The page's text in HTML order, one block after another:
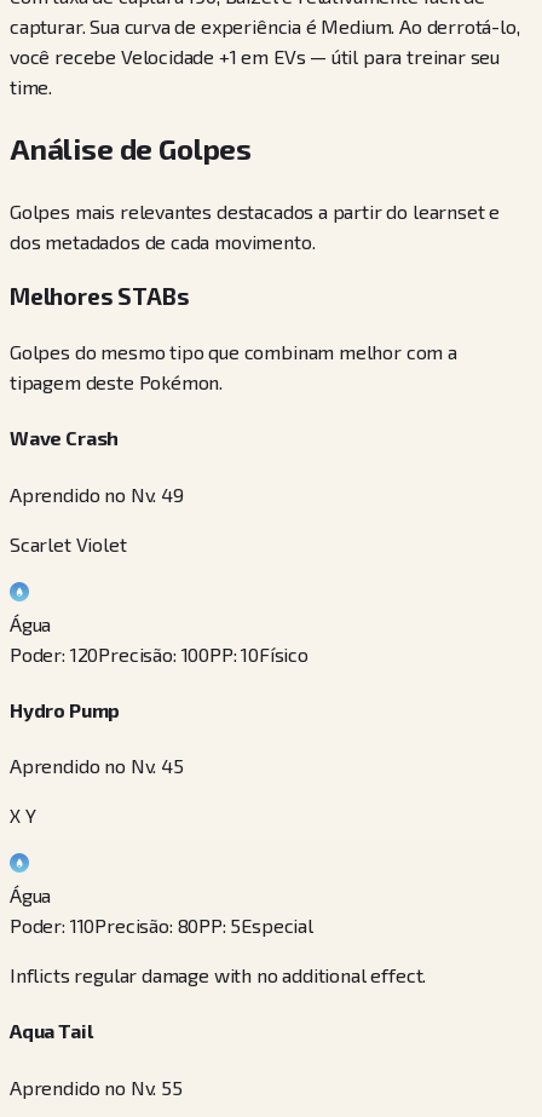
capturar. Sua curva de experiência é Medium. Ao derrotá-lo,
você recebe Velocidade +1 em EVs — útil para treinar seu
time.
Análise de Golpes
Golpes mais relevantes destacados a partir do learnset e
dos metadados de cada movimento.
Melhores STABs
Golpes do mesmo tipo que combinam melhor com a
tipagem deste Pokémon.
Wave Crash
Aprendido no Nv. 49
Scarlet Violet
Água
Poder: 120Precisão: 100PP:10Físico
Hydro Pump
Aprendido no Nv. 45
X Y
Água
Poder: 110Precisão: 80PP: 5Especial
Inflicts regular damage with no additional effect.
Aqua Tail
Aprendido no Nv. 55